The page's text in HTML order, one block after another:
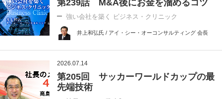
第239話 M&A後にお金を溜めるコツ
強い会社を築く ビジネス・クリニック
井上和弘氏 / アイ・シー・オーコンサルティング 会長
2026.07.14
第205回 サッカーワールドカップの最
先端技術